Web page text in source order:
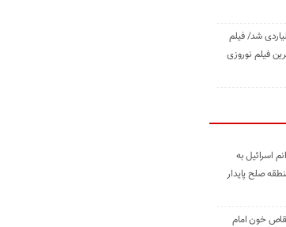
شد/ فیلم
فیلم نوروزی
اسرائیل به
صلح پایدار
خون امام